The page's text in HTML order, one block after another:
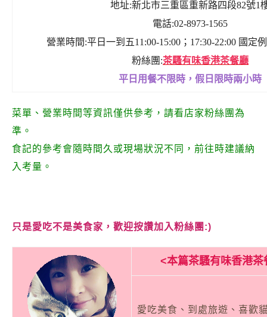
地址:新北市三重區重新路四段82號1
電話:02-8973-1565
營業時間:平日一到五11:00-15:00；17:30-22:00 國定
粉絲團:茶騷有味香港茶餐廳
平日用餐不限時，假日限時兩小時
菜單、營業時間等資訊僅供參考，請看店家粉絲團為
準。
食記的參考會隨時間久或現場狀況不同，前往時建議納
入考量。
只是愛吃不是美食家，歡迎按讚加入粉絲團:)
<本篇茶騷有味香港茶
愛吃美食、到處旅遊、喜歡